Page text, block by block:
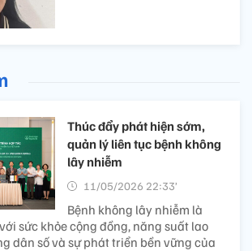
Thúc đẩy phát hiện sớm,
quản lý liên tục bệnh không
lây nhiễm
11/05/2026 22:33’
Bệnh không lây nhiễm là
sức khỏe cộng đồng, năng suất lao
dân số và sự phát triển bền vững của